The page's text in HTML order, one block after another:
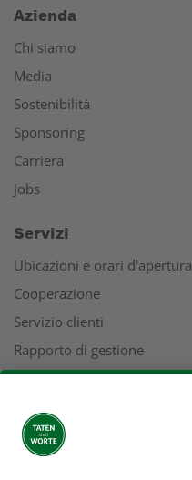
Azienda
Chi siamo
Media
Sostenibilità
Sponsoring
Carriera
Jobs
Servizi
Ubicazioni e orari d'apertura
Cooperazione
Servizio clienti
Rapporto di gestione
Indirizzi
L'universo Coop
Supermercato online Coop